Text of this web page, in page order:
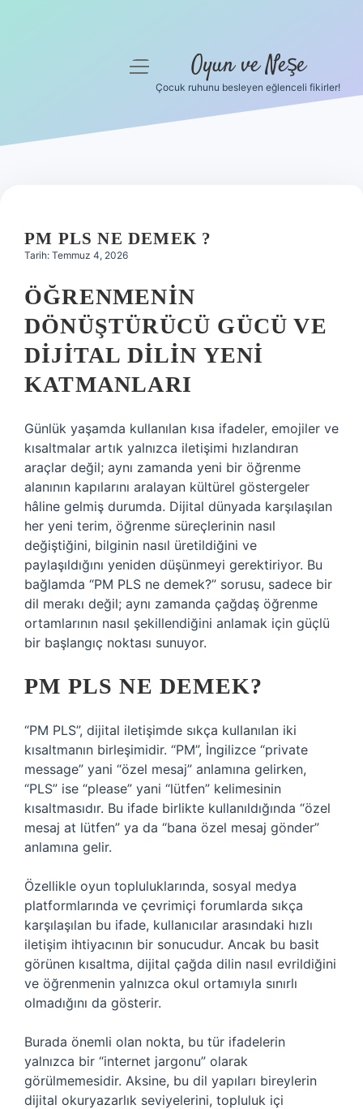
Hakkımızda
menüyü
Oyun ve Neşe
Çocuk ruhunu besleyen eğlenceli fikirler!
PM PLS NE DEMEK ?
Tarih: Temmuz 4, 2026
ÖĞRENMENIN
DÖNÜŞTÜRÜCÜ GÜCÜ VE
DIJITAL DILIN YENI
KATMANLARI
Günlük yaşamda kullanılan kısa ifadeler, emojiler ve
kısaltmalar artık yalnızca iletişimi hızlandıran
araçlar değil; aynı zamanda yeni bir öğrenme
alanının kapılarını aralayan kültürel göstergeler
hâline gelmiş durumda. Dijital dünyada karşılaşılan
her yeni terim, öğrenme süreçlerinin nasıl
değiştiğini, bilginin nasıl üretildiğini ve
paylaşıldığını yeniden düşünmeyi gerektiriyor. Bu
bağlamda “PM PLS ne demek?” sorusu, sadece bir
dil merakı değil; aynı zamanda çağdaş öğrenme
ortamlarının nasıl şekillendiğini anlamak için güçlü
bir başlangıç noktası sunuyor.
PM PLS NE DEMEK?
“PM PLS”, dijital iletişimde sıkça kullanılan iki
kısaltmanın birleşimidir. “PM”, İngilizce “private
message” yani “özel mesaj” anlamına gelirken,
“PLS” ise “please” yani “lütfen” kelimesinin
kısaltmasıdır. Bu ifade birlikte kullanıldığında “özel
mesaj at lütfen” ya da “bana özel mesaj gönder”
anlamına gelir.
Özellikle oyun topluluklarında, sosyal medya
platformlarında ve çevrimiçi forumlarda sıkça
karşılaşılan bu ifade, kullanıcılar arasındaki hızlı
iletişim ihtiyacının bir sonucudur. Ancak bu basit
görünen kısaltma, dijital çağda dilin nasıl evrildiğini
ve öğrenmenin yalnızca okul ortamıyla sınırlı
olmadığını da gösterir.
Burada önemli olan nokta, bu tür ifadelerin
yalnızca bir “internet jargonu” olarak
görülmemesidir. Aksine, bu dil yapıları bireylerin
dijital okuryazarlık seviyelerini, topluluk içi